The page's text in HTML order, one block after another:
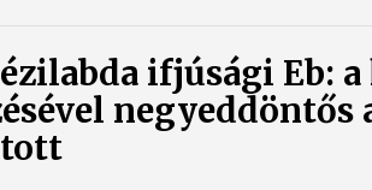
ifjúsági Eb:
negyeddöntős